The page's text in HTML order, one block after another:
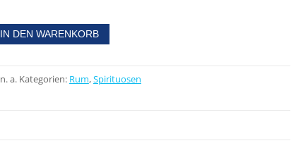
IN DEN WARENKORB
n. a. Kategorien: Rum,Spirituosen